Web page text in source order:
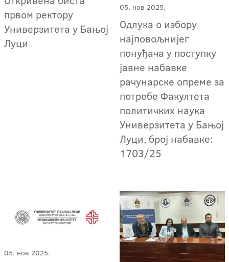
првом ректору
Универзитета у Бањој
Луци
05. нов 2025.
Одлука о избору
најповољнијег
понуђача у поступку
јавне набавке
рачунарске опреме за
потребе Факултета
политичких наука
Универзитета у Бањој
Луци, број набавке:
1703/25
05. нов 2025.